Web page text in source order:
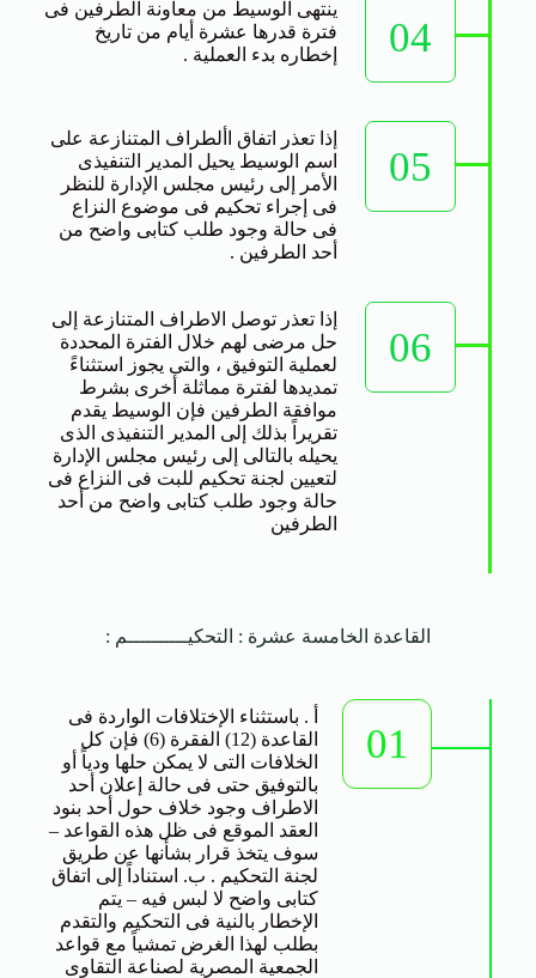
04
ينتهى الوسيط من معاونة الطرفين فى
فترة قدرها عشرة أيام من تاريخ
إخطاره بدء العملية .
05
إذا تعذر اتفاق األطراف المتنازعة على
اسم الوسيط يحيل المدير التنفيذى
الأمر إلى رئيس مجلس الإدارة للنظر
فى إجراء تحكيم فى موضوع النزاع
فى حالة وجود طلب كتابى واضح من
أحد الطرفين .
06
إذا تعذر توصل الاطراف المتنازعة إلى
حل مرضى لهم خلال الفترة المحددة
لعملية التوفيق ، والتى يجوز استثناءً
تمديدها لفترة مماثلة أخرى بشرط
موافقة الطرفين فإن الوسيط يقدم
تقريراً بذلك إلى المدير التنفيذى الذى
يحيله بالتالى إلى رئيس مجلس الإدارة
لتعيين لجنة تحكيم للبت فى النزاع فى
حالة وجود طلب كتابى واضح من أحد
الطرفين
القاعدة الخامسة عشرة : التحكيــــــــــم :
01
أ . باستثناء الإختلافات الواردة فى
القاعدة (12) الفقرة (6) فإن كل
الخلافات التى لا يمكن حلها ودياً أو
بالتوفيق حتى فى حالة إعلان أحد
الاطراف وجود خلاف حول أحد بنود
العقد الموقع فى ظل هذه القواعد –
سوف يتخذ قرار بشأنها عن طريق
لجنة التحكيم . ب. استناداً إلى اتفاق
كتابى واضح لا لبس فيه – يتم
الإخطار بالنية فى التحكيم والتقدم
بطلب لهذا الغرض تمشياً مع قواعد
الجمعية المصرية لصناعة التقاوى